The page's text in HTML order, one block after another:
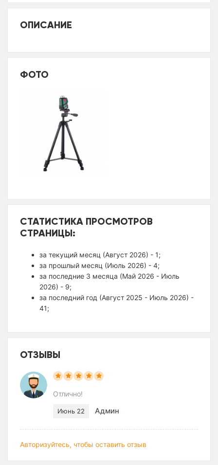
ОПИСАНИЕ
ФОТО
СТАТИСТИКА ПРОСМОТРОВ
СТРАНИЦЫ:
за текущий месяц (Август 2026) - 1;
за прошлый месяц (Июль 2026) - 4;
за последние 3 месяца (Май 2026 - Июль
2026) - 9;
за последний год (Август 2025 - Июль 2026) -
41;
ОТЗЫВЫ
Отлично!
Июнь 22 Админ
Авторизуйтесь, чтобы оставить отзыв